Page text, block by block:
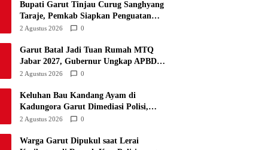
Biak 34 4 6 24 18
Bupati Garut Tinjau Curug Sanghyang
Taraje, Pemkab Siapkan Penguatan
Infrastruktur untuk Dongkrak
2 Agustus 2026 0
Garut Batal Jadi Tuan Rumah MTQ
Jabar 2027, Gubernur Ungkap APBD
Turun dan Fokus Dialihkan ke
2 Agustus 2026 0
Keluhan Bau Kandang Ayam di
Kadungora Garut Dimediasi Polisi,
Pemilik Sepakat Pindahkan Kandang
2 Agustus 2026 0
Warga Garut Dipukul saat Lerai